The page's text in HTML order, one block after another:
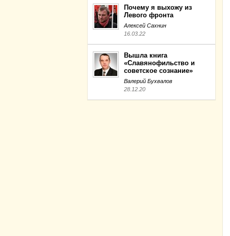
Почему я выхожу из
Левого фронта
Алексей Сахнин
16.03.22
Вышла книга
«Славянофильство и
советское сознание»
Валерий Бухвалов
28.12.20